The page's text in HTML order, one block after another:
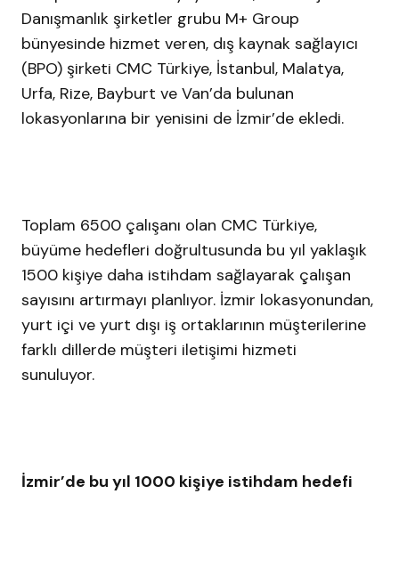
Danışmanlık şirketler grubu M+ Group
bünyesinde hizmet veren, dış kaynak sağlayıcı
(BPO) şirketi CMC Türkiye, İstanbul, Malatya,
Urfa, Rize, Bayburt ve Van’da bulunan
lokasyonlarına bir yenisini de İzmir’de ekledi.
Toplam 6500 çalışanı olan CMC Türkiye,
büyüme hedefleri doğrultusunda bu yıl yaklaşık
1500 kişiye daha istihdam sağlayarak çalışan
sayısını artırmayı planlıyor. İzmir lokasyonundan,
yurt içi ve yurt dışı iş ortaklarının müşterilerine
farklı dillerde müşteri iletişimi hizmeti
sunuluyor.
İzmir’de bu yıl 1000 kişiye istihdam hedefi